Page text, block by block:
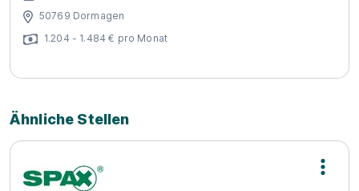
50769 Dormagen
1.204 - 1.484 € pro Monat
Ähnliche Stellen